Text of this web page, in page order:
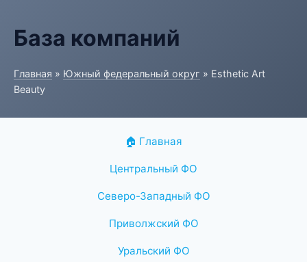
База компаний
Главная » Южный федеральный округ » Esthetic Art
Beauty
🏠 Главная
Центральный ФО
Северо-Западный ФО
Приволжский ФО
Уральский ФО